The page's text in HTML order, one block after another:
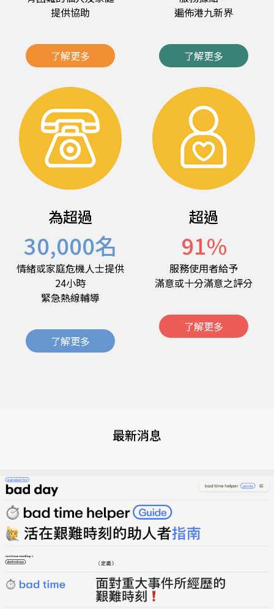
提供協助
了解更多
遍佈港九新界
了解更多
為超過
30,000名
情緒或家庭危機人士提供
24小時
緊急熱線輔導
了解更多
超過
91%
服務使用者給予
滿意或十分滿意之評分
了解更多
最新消息